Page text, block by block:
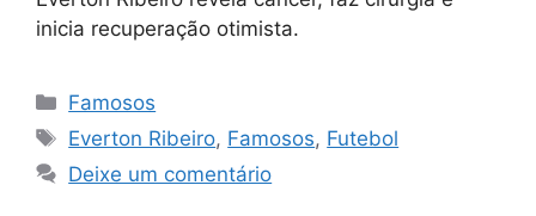
inicia recuperação otimista.
Categorias
Famosos
Tags
Everton Ribeiro, Famosos, Futebol
Deixe um comentário